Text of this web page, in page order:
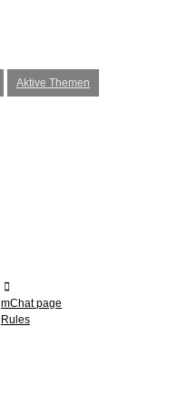
mChat page
Rules
Aktive Themen